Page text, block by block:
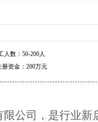
人数：50-200人
册资金：200万元
限公司，是行业